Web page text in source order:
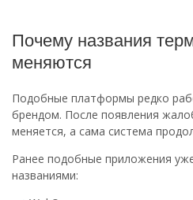
Почему названия
меняются
Подобные платформы редко
брендом. После появления
меняется, а сама система
Ранее подобные приложения
названиями: